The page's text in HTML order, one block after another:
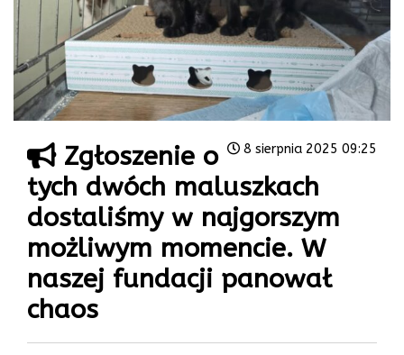
8 sierpnia 2025 09:25
Zgłoszenie o
tych dwóch maluszkach
dostaliśmy w najgorszym
możliwym momencie. W
naszej fundacji panował
chaos